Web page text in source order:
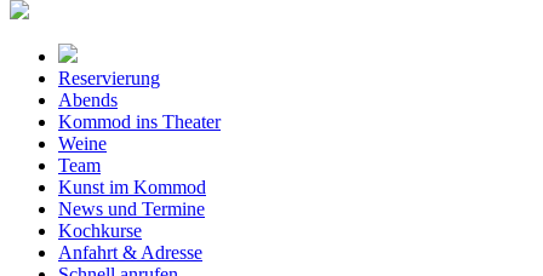
Reservierung
Abends
Kommod ins Theater
Weine
Team
Kunst im Kommod
News und Termine
Kochkurse
Anfahrt & Adresse